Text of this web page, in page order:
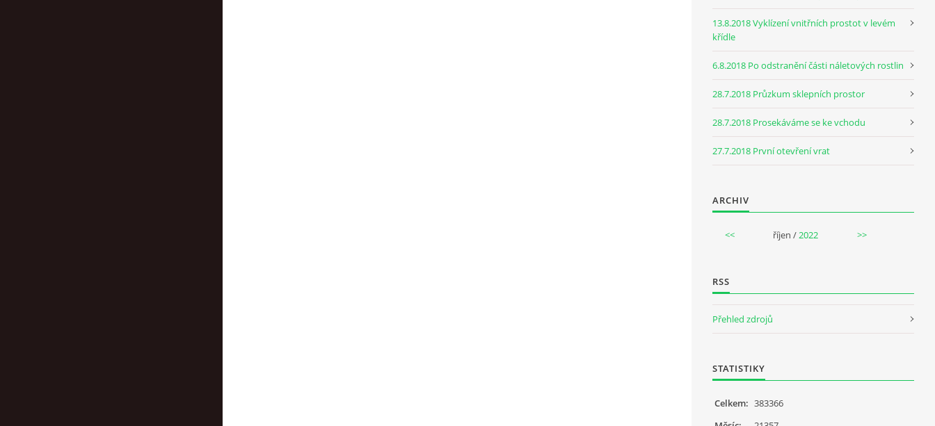
13.8.2018 Vyklízení vnitřních prostot v levém
křídle
6.8.2018 Po odstranění části náletových rostlin
28.7.2018 Průzkum sklepních prostor
28.7.2018 Prosekáváme se ke vchodu
27.7.2018 První otevření vrat
ARCHIV
<< říjen /2022 >>
RSS
Přehled zdrojů
STATISTIKY
Celkem: 383366